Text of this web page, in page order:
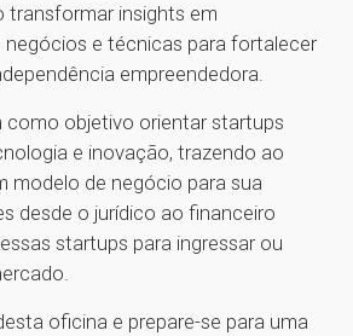
transformar insights em
negócios e técnicas para fortalecer
empreendedora.
como objetivo orientar startups
e inovação, trazendo ao
modelo de negócio para sua
desde o jurídico ao financeiro
startups para ingressar ou
oficina e prepare-se para uma